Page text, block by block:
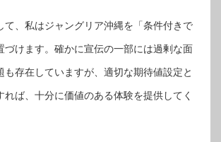
て、私はジャングリア沖縄を「条件付きで
づけます。確かに宣伝の一部には過剰な面
も存在していますが、適切な期待値設定と
れば、十分に価値のある体験を提供してく